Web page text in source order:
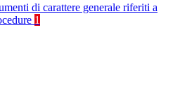
di carattere generale riferiti a
1